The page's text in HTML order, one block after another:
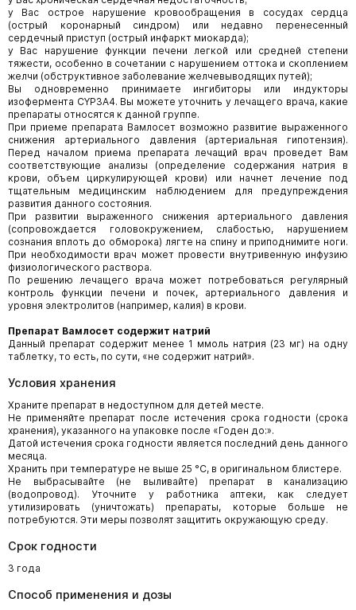
у Вас острое нарушение кровообращения в сосудах сердца
(острый коронарный синдром) или недавно перенесенный
сердечный приступ (острый инфаркт миокарда);
у Вас нарушение функции печени легкой или средней степени
тяжести, особенно в сочетании с нарушением оттока и скоплением
желчи (обструктивное заболевание желчевыводящих путей);
Вы одновременно принимаете ингибиторы или индукторы
изофермента CYP3A4. Вы можете уточнить у лечащего врача, какие
препараты относятся к данной группе.
При приеме препарата Вамлосет возможно развитие выраженного
снижения артериального давления (артериальная гипотензия).
Перед началом приема препарата лечащий врач проведет Вам
соответствующие анализы (определение содержания натрия в
крови, объем циркулирующей крови) или начнет лечение под
тщательным медицинским наблюдением для предупреждения
развития данного состояния.
При развитии выраженного снижения артериального давления
(сопровождается головокружением, слабостью, нарушением
сознания вплоть до обморока) лягте на спину и приподнимите ноги.
При необходимости врач может провести внутривенную инфузию
физиологического раствора.
По решению лечащего врача может потребоваться регулярный
контроль функции печени и почек, артериального давления и
уровня электролитов (например, калия) в крови.
Препарат Вамлосет содержит натрий
Данный препарат содержит менее 1 ммоль натрия (23 мг) на одну
таблетку, то есть, по сути, «не содержит натрий».
Условия хранения
Храните препарат в недоступном для детей месте.
Не применяйте препарат после истечения срока годности (срока
хранения), указанного на упаковке после «Годен до:».
Датой истечения срока годности является последний день данного
месяца.
Хранить при температуре не выше 25 °С, в оригинальном блистере.
Не выбрасывайте (не выливайте) препарат в канализацию
(водопровод). Уточните у работника аптеки, как следует
утилизировать (уничтожать) препараты, которые больше не
потребуются. Эти меры позволят защитить окружающую среду.
Срок годности
3 года
Способ применения и дозы